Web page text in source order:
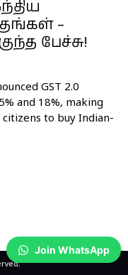
–
பேச்சு!
GST 2.0
and 18%, making
to buy Indian-
Join WhatsApp